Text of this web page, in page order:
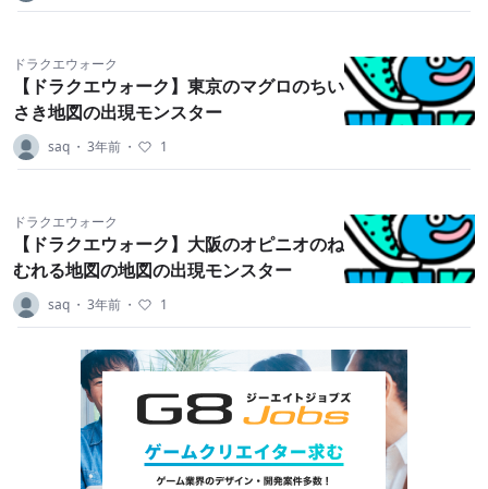
ドラクエウォーク
【ドラクエウォーク】東京のマグロのちい
さき地図の出現モンスター
saq ・ 3年前 ・ 1
ドラクエウォーク
【ドラクエウォーク】大阪のオピニオのね
むれる地図の地図の出現モンスター
saq ・ 3年前 ・ 1